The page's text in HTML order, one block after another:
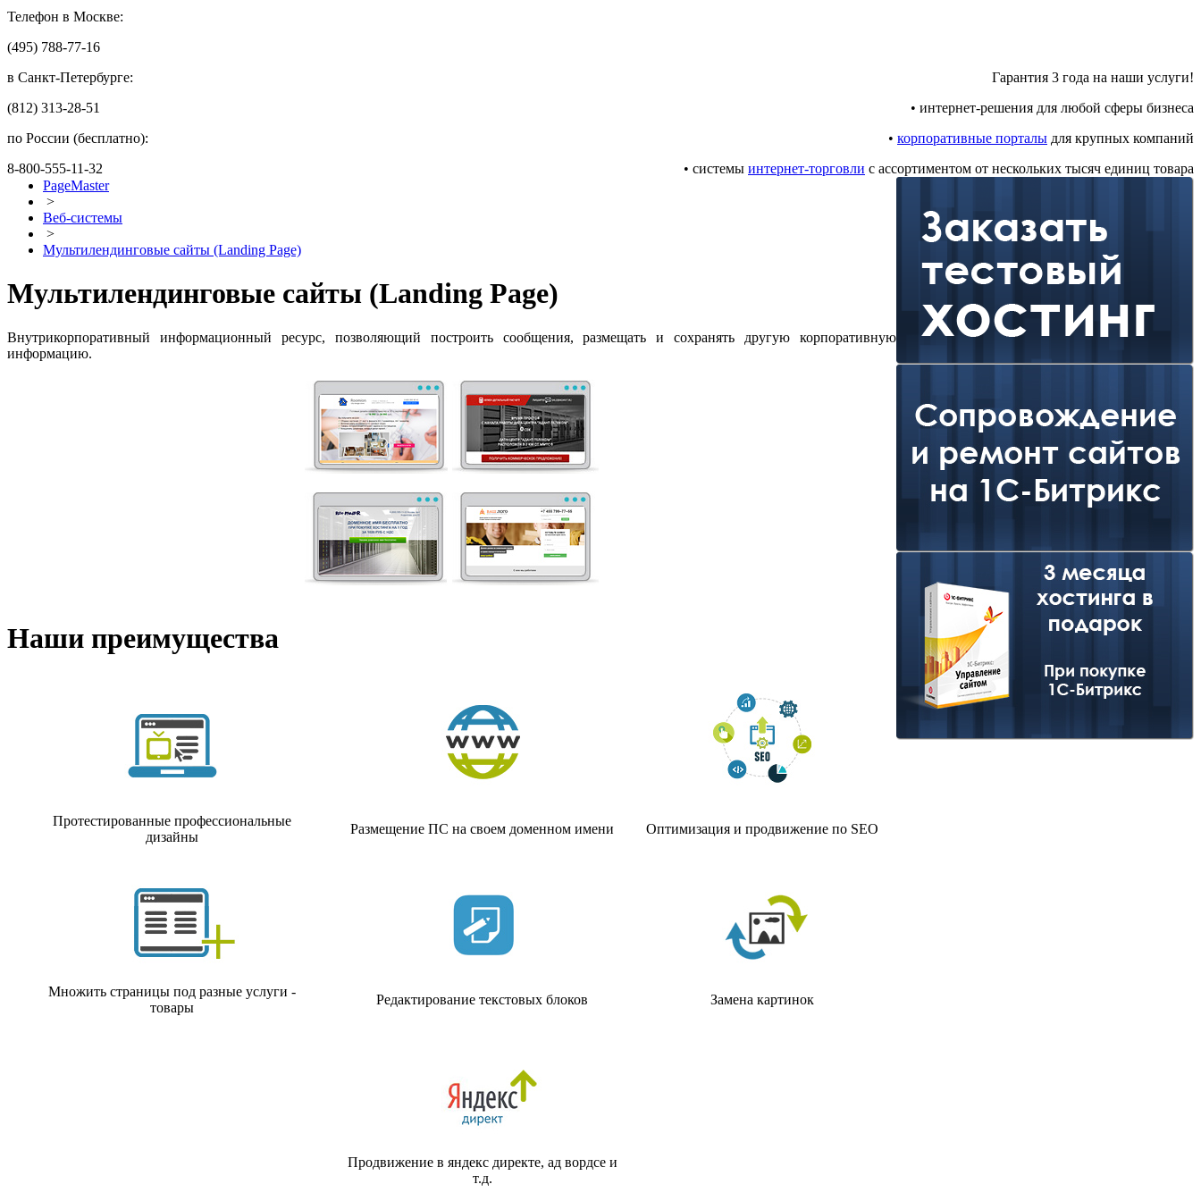
Телефон в Москве:
(495) 788-77-16
в Санкт-Петербурге:
(812) 313-28-51
по России (бесплатно):
8-800-555-11-32
Гарантия 3 года на наши услуги!
• интернет-решения для любой сферы бизнеса
• корпоративные порталы для крупных компаний
• системы интернет-торговли с ассортиментом от нескольких тысяч единиц товара
PageMaster
>
Веб-системы
>
Мультилендинговые сайты (Landing Page)
Мультилендинговые сайты (Landing Page)
Внутрикорпоративный информационный ресурс, позволяющий построить сообщения, размещать и сохранять другую корпоративную
информацию.
Наши преимущества
Протестированные профессиональные
дизайны
Размещение ПС на своем доменном имени Оптимизация и продвижение по SEO
Множить страницы под разные услуги -
товары
Редактирование текстовых блоков Замена картинок
Продвижение в яндекс директе, ад вордсе и
т.д.